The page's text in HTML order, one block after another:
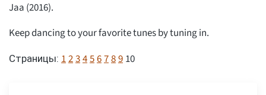
Jaa (2016).
Keep dancing to your favorite tunes by tuning in.
Страницы: 123456789 10